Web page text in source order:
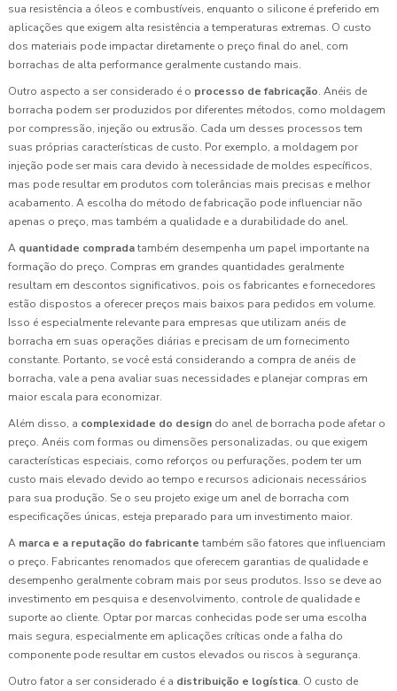
sua resistência a óleos e combustíveis, enquanto o silicone é preferido em
aplicações que exigem alta resistência a temperaturas extremas. O custo
dos materiais pode impactar diretamente o preço final do anel, com
borrachas de alta performance geralmente custando mais.
Outro aspecto a ser considerado é o processo de fabricação. Anéis de
borracha podem ser produzidos por diferentes métodos, como moldagem
por compressão, injeção ou extrusão. Cada um desses processos tem
suas próprias características de custo. Por exemplo, a moldagem por
injeção pode ser mais cara devido à necessidade de moldes específicos,
mas pode resultar em produtos com tolerâncias mais precisas e melhor
acabamento. A escolha do método de fabricação pode influenciar não
apenas o preço, mas também a qualidade e a durabilidade do anel.
A quantidade compradatambém desempenha um papel importante na
formação do preço. Compras em grandes quantidades geralmente
resultam em descontos significativos, pois os fabricantes e fornecedores
estão dispostos a oferecer preços mais baixos para pedidos em volume.
Isso é especialmente relevante para empresas que utilizam anéis de
borracha em suas operações diárias e precisam de um fornecimento
constante. Portanto, se você está considerando a compra de anéis de
borracha, vale a pena avaliar suas necessidades e planejar compras em
maior escala para economizar.
Além disso, a complexidade do design do anel de borracha pode afetar o
preço. Anéis com formas ou dimensões personalizadas, ou que exigem
características especiais, como reforços ou perfurações, podem ter um
custo mais elevado devido ao tempo e recursos adicionais necessários
para sua produção. Se o seu projeto exige um anel de borracha com
especificações únicas, esteja preparado para um investimento maior.
A marca e a reputação do fabricante também são fatores que influenciam
o preço. Fabricantes renomados que oferecem garantias de qualidade e
desempenho geralmente cobram mais por seus produtos. Isso se deve ao
investimento em pesquisa e desenvolvimento, controle de qualidade e
suporte ao cliente. Optar por marcas conhecidas pode ser uma escolha
mais segura, especialmente em aplicações críticas onde a falha do
componente pode resultar em custos elevados ou riscos à segurança.
Outro fator a ser considerado é a distribuição e logística. O custo de